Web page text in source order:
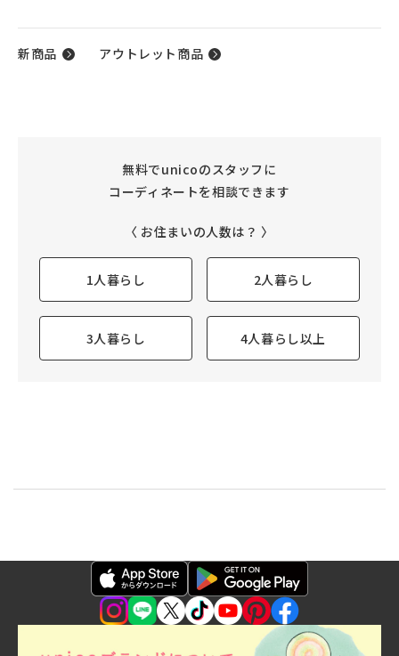
新商品 アウトレット商品
無料でunicoのスタッフに
コーディネートを相談できます
〈 お住まいの人数は？ 〉
1人暮らし 2人暮らし
3人暮らし 4人暮らし以上